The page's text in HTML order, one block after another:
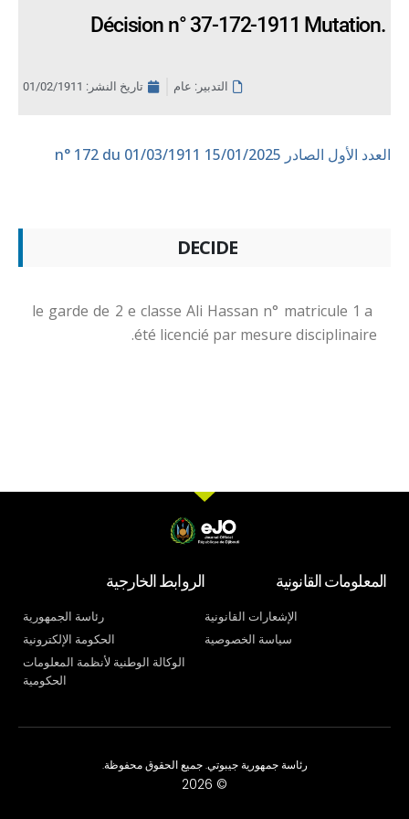
Décision n° 37-172-1911 Mutation.
التدبير: عام تاريخ النشر: 01/02/1911
العدد الأول الصادر 15/01/2025
DECIDE
le garde de 2 e classe Ali Hassan n° matricule 1 a
été licencié par mesure disciplinaire.
المعلومات القانونية
الإشعارات القانونية
سياسة الخصوصية
الروابط الخارجية
رئاسة الجمهورية
الحكومة الإلكترونية
الوكالة الوطنية لأنظمة المعلومات
الحكومية
رئاسة جمهورية جيبوتي. جميع الحقوق محفوظة.
© 2026